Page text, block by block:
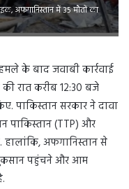
अफगानिस्तान में 35 मौतों का
के बाद जवाबी कार्रवाई
रात करीब 12:30 बजे
पाकिस्तान सरकार ने दावा
पाकिस्तान (TTP) और
अफगानिस्तान से
पहुंचने और आम